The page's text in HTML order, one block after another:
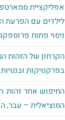
אפליקציית
לילדים עם הפרעת
ניסוי פתוח
הקרחון של הזהות
בפרקטיקות
החיפוש אחר זהות:
הסוציאלית – עבר,